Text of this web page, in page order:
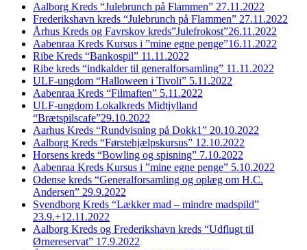
Aalborg Kreds “Julebrunch på Flammen” 27.11.2022
Frederikshavn kreds “Julebrunch på Flammen” 27.11.2022
Århus Kreds og Favrskov kreds”Julefrokost”26.11.2022
Aabenraa Kreds Kursus i ”mine egne penge”16.11.2022
Ribe Kreds “Bankospil” 11.11.2022
Ribe kreds “indkalder til generalforsamling” 11.11.2022
ULF-ungdom “Halloween i Tivoli” 5.11.2022
Aabenraa Kreds “Filmaften” 5.11.2022
ULF-ungdom Lokalkreds Midtjylland
“Brætspilscafe”29.10.2022
Aarhus Kreds “Rundvisning på Dokk1” 20.10.2022
Aalborg Kreds “Førstehjælpskursus” 12.10.2022
Horsens kreds “Bowling og spisning” 7.10.2022
Aabenraa Kreds Kursus i ”mine egne penge” 5.10.2022
Odense kreds “Generalforsamling og oplæg om H.C.
Andersen” 29.9.2022
Svendborg Kreds “Lækker mad – mindre madspild”
23.9.+12.11.2022
Aalborg Kreds og Frederikshavn kreds “Udflugt til
Ørnereservat” 17.9.2022